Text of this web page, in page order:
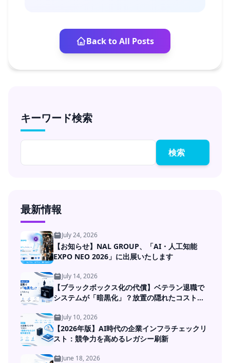
Back to All Posts
キーワード検索
最新情報
July 24, 2026
【お知らせ】NAL GROUP、「AI・人工知能
EXPO NEO 2026」に出展いたします
July 14, 2026
【ブラックボックス化の代償】ベテラン退職で
システムが「暗黒化」？放置の隠れたコストと
July 10, 2026
【2026年版】AI時代の企業インフラチェックリ
スト：競争力を高めるレガシー刷新
June 18, 2026